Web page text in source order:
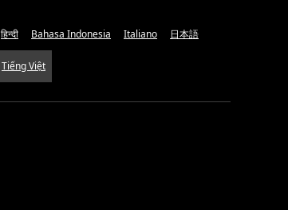
हिन्दी Bahasa Indonesia Italiano 日本語
Tiếng Việt